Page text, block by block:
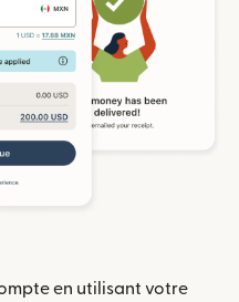
en utilisant votre